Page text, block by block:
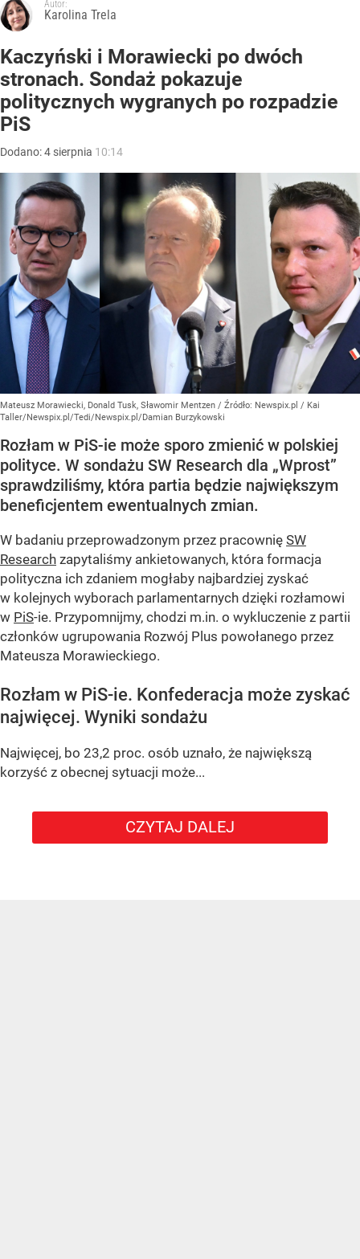
Autor:
Karolina Trela
Kaczyński i Morawiecki po dwóch
stronach. Sondaż pokazuje
politycznych wygranych po rozpadzie
PiS
Dodano:4 sierpnia 10:14
Mateusz Morawiecki, Donald Tusk, Sławomir Mentzen / Źródło: Newspix.pl / Kai
Taller/Newspix.pl/Tedi/Newspix.pl/Damian Burzykowski
Rozłam w PiS-ie może sporo zmienić w polskiej
polityce. W sondażu SW Research dla „Wprost”
sprawdziliśmy, która partia będzie największym
beneficjentem ewentualnych zmian.
W badaniu przeprowadzonym przez pracownię SW
Research zapytaliśmy ankietowanych, która formacja
polityczna ich zdaniem mogłaby najbardziej zyskać
w kolejnych wyborach parlamentarnych dzięki rozłamowi
w PiS-ie. Przypomnijmy, chodzi m.in. o wykluczenie z partii
członków ugrupowania Rozwój Plus powołanego przez
Mateusza Morawieckiego.
Rozłam w PiS-ie. Konfederacja może zyskać
najwięcej. Wyniki sondażu
Najwięcej, bo 23,2 proc. osób uznało, że największą
korzyść z obecnej sytuacji może...
CZYTAJ DALEJ